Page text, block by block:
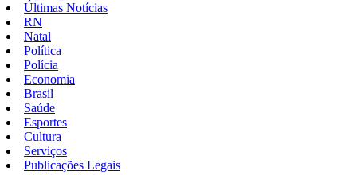
Últimas Notícias
RN
Natal
Política
Polícia
Economia
Brasil
Saúde
Esportes
Cultura
Serviços
Publicações Legais